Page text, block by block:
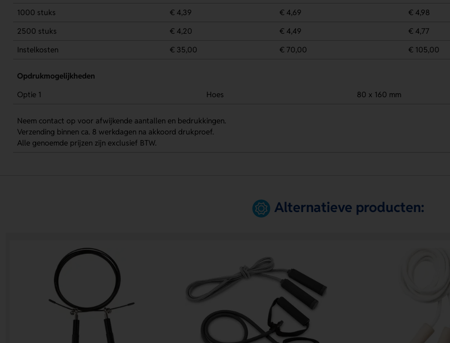
1000 stuks
€ 4,39 € 4,69 € 4,98
2500 stuks
€ 4,20 € 4,49 € 4,77
Instelkosten
€ 35,00 € 70,00 € 105,00
Opdrukmogelijkheden
Optie 1
Hoes 80 x 160 mm
Neem contact op voor afwijkende aantallen en bedrukkingen.
Verzending binnen ca. 8 werkdagen na akkoord drukproef.
Alle genoemde prijzen zijn exclusief BTW.
Alternatieve producten: